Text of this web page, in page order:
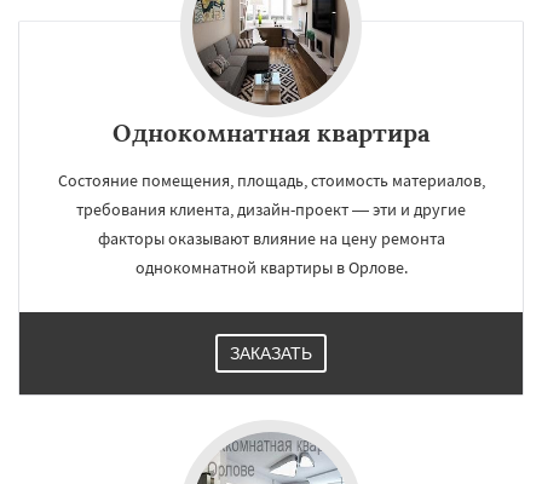
Однокомнатная квартира
Состояние помещения, площадь, стоимость материалов,
требования клиента, дизайн-проект — эти и другие
факторы оказывают влияние на цену ремонта
однокомнатной квартиры в Орлове.
ЗАКАЗАТЬ